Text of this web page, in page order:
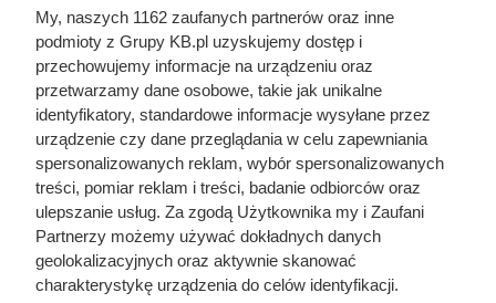
Ten gatunek drewna daje
najwięcej ciepła, a Polacy rzadko
go kupują. Prawdziwy król
kaloryczności
My, naszych 1162 zaufanych partnerów oraz inne
podmioty z Grupy KB.pl uzyskujemy dostęp i
przechowujemy informacje na urządzeniu oraz
przetwarzamy dane osobowe, takie jak unikalne
identyfikatory, standardowe informacje wysyłane przez
urządzenie czy dane przeglądania w celu zapewniania
spersonalizowanych reklam, wybór spersonalizowanych
treści, pomiar reklam i treści, badanie odbiorców oraz
ulepszanie usług. Za zgodą Użytkownika my i Zaufani
Partnerzy możemy używać dokładnych danych
geolokalizacyjnych oraz aktywnie skanować
charakterystykę urządzenia do celów identyfikacji.